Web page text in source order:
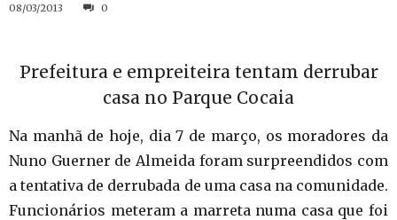
08/03/2013 0
Prefeitura e empreiteira tentam derrubar
casa no Parque Cocaia
Na manhã de hoje, dia 7 de março, os moradores da
Nuno Guerner de Almeida foram surpreendidos com
a tentativa de derrubada de uma casa na comunidade.
Funcionários meteram a marreta numa casa que foi